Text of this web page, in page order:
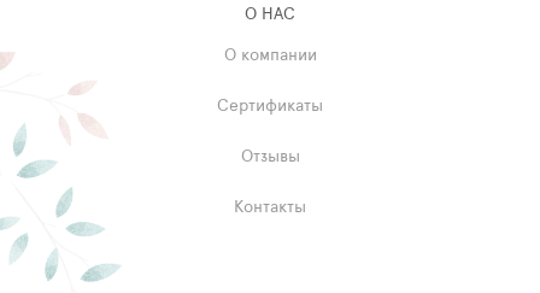
О НАС
О компании
Сертификаты
Отзывы
Контакты